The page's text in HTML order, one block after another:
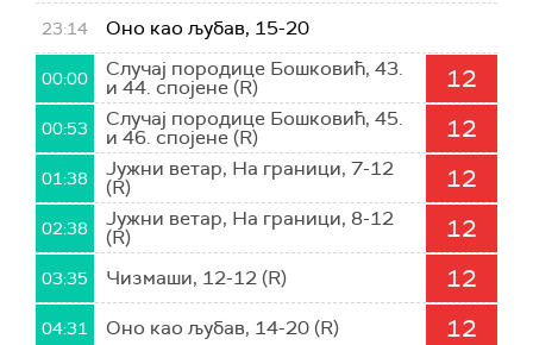
23:14 Оно као љубав, 15-20
00:00 Случај породице Бошковић, 43.
и 44. спојене (R) 12
00:53 Случај породице Бошковић, 45.
и 46. спојене (R) 12
01:38 Јужни ветар, На граници, 7-12
(R) 12
02:38 Јужни ветар, На граници, 8-12
(R) 12
03:35 Чизмаши, 12-12 (R) 12
04:31 Оно као љубав, 14-20 (R) 12